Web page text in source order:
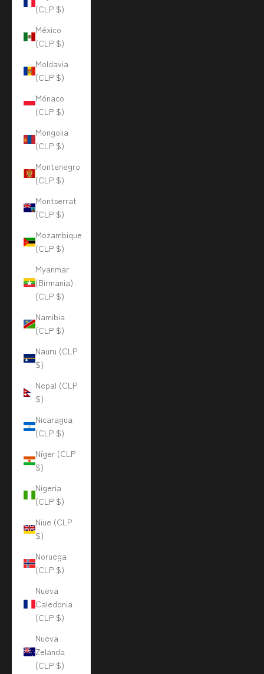
(CLP $)
México
(CLP $)
Moldavia
(CLP $)
Mónaco
(CLP $)
Mongolia
(CLP $)
Montenegro
(CLP $)
Montserrat
(CLP $)
Mozambique
(CLP $)
Myanmar
(Birmania)
(CLP $)
Namibia
(CLP $)
Nauru (CLP
$)
Nepal (CLP
$)
Nicaragua
(CLP $)
Níger (CLP
$)
Nigeria
(CLP $)
Niue (CLP
$)
Noruega
(CLP $)
Nueva
Caledonia
(CLP $)
Nueva
Zelanda
(CLP $)